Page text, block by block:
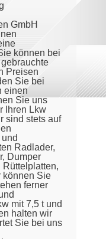
GmbH
können bei
Preisen
Sie bei
einen
Sie uns
Ihren Lkw
sind stets auf
Radlader,
Dumper
können Sie
ferner
mit 7,5 t und
halten wir
Sie bei uns